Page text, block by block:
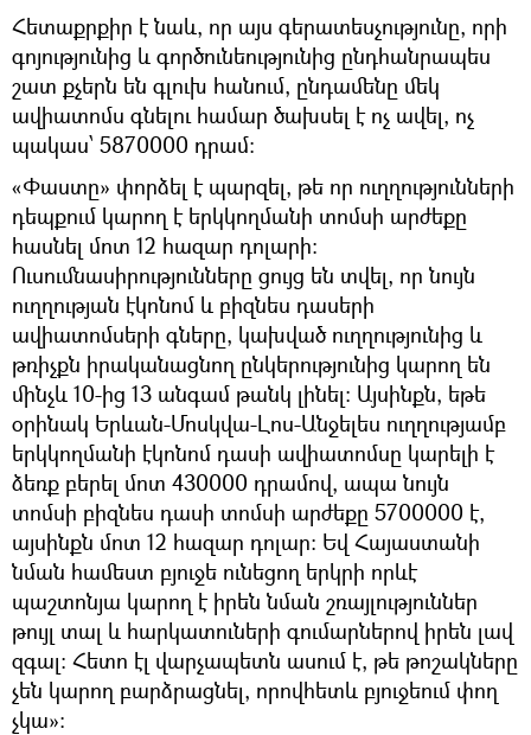
Հետաքրքիր է նաև, որ այս գերատեսչությունը, որի
գոյությունից և գործունեությունից ընդհանրապես
շատ քչերն են գլուխ հանում, ընդամենը մեկ
ավիատոմս գնելու համար ծախսել է ոչ ավել, ոչ
պակաս՝ 5870000 դրամ:
«Փաստը» փորձել է պարզել, թե որ ուղղությունների
դեպքում կարող է երկկողմանի տոմսի արժեքը
հասնել մոտ 12 հազար դոլարի:
Ուսումնասիրությունները ցույց են տվել, որ նույն
ուղղության էկոնոմ և բիզնես դասերի
ավիատոմսերի գները, կախված ուղղությունից և
թռիչքն իրականացնող ընկերությունից կարող են
մինչև 10-ից 13 անգամ թանկ լինել: Այսինքն, եթե
օրինակ Երևան-Մոսկվա-Լոս-Անջելես ուղղությամբ
երկկողմանի էկոնոմ դասի ավիատոմսը կարելի է
ձեռք բերել մոտ 430000 դրամով, ապա նույն
տոմսի բիզնես դասի տոմսի արժեքը 5700000 է,
այսինքն մոտ 12 հազար դոլար: Եվ Հայաստանի
նման համեստ բյուջե ունեցող երկրի որևէ
պաշտոնյա կարող է իրեն նման շռայլություններ
թույլ տալ և հարկատուների գումարներով իրեն լավ
զգալ: Հետո էլ վարչապետն ասում է, թե թոշակները
չեն կարող բարձրացնել, որովհետև բյուջեում փող
չկա»: